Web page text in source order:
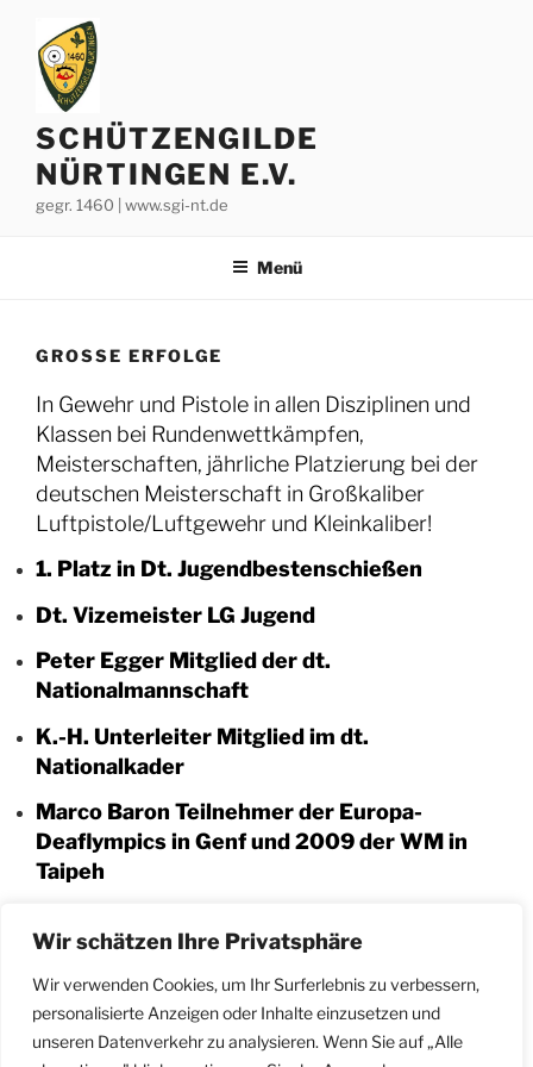
Wir schätzen Ihre Privatsphäre
Wir verwenden Cookies, um Ihr Surferlebnis zu verbessern,
personalisierte Anzeigen oder Inhalte einzusetzen und
unseren Datenverkehr zu analysieren. Wenn Sie auf „Alle
Inhalt
springen
SCHÜTZENGILDE
NÜRTINGEN E.V.
gegr. 1460 | www.sgi-nt.de
Menü
GROSSE ERFOLGE
In Gewehr und Pistole in allen Disziplinen und
Klassen bei Rundenwettkämpfen,
Meisterschaften, jährliche Platzierung bei der
deutschen Meisterschaft in Großkaliber
Luftpistole/Luftgewehr und Kleinkaliber!
1. Platz in Dt. Jugendbestenschießen
Dt. Vizemeister LG Jugend
Peter Egger Mitglied der dt.
Nationalmannschaft
K.-H. Unterleiter Mitglied im dt.
Nationalkader
Marco Baron Teilnehmer der Europa-
Deaflympics in Genf und 2009 der WM in
Taipeh
Russland teil
– 6. Platz KK liegend
– 11. Platz KK international (3×40)